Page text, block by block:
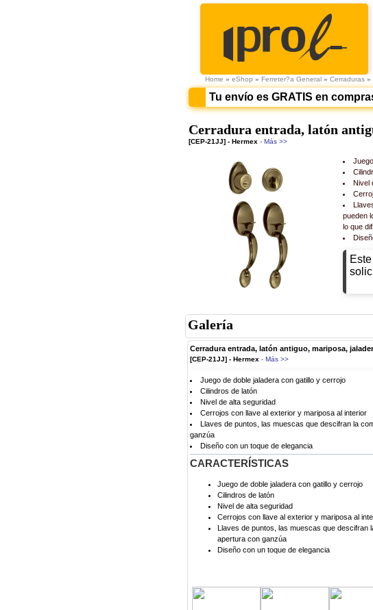
Home » eShop » Ferreter?a General » Cerraduras »
Tu envío es GRATIS en
Cerradura entrada, latón
[CEP-21JJ] - Hermex - Más >>
Nivel
pueden
lo que
Galería
Cerradura entrada, latón antiguo, mariposa,
[CEP-21JJ] - Hermex - Más >>
Juego de doble jaladera con gatillo y cerrojo
Cilindros de latón
Nivel de alta seguridad
Cerrojos con llave al exterior y mariposa al interior
Llaves de puntos, las muescas que descifran la
ganzúa
Diseño con un toque de elegancia
CARACTERÍSTICAS
Juego de doble jaladera con gatillo y cerrojo
Cilindros de latón
Nivel de alta seguridad
Cerrojos con llave al exterior y mariposa al
Llaves de puntos, las muescas que
apertura con ganzúa
Diseño con un toque de elegancia